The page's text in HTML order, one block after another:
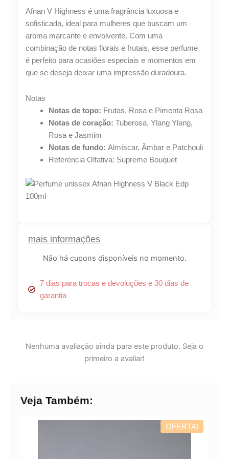
mais informações
Não há cupons disponíveis no momento.
7 dias para trocas e devoluções e 30 dias de
garantia
Lucre atéR$169,71
Revenda por
R$628,56
R$458,85
Black
Edp
Afnan V Highness é uma fragrância luxuosa e
sofisticada, ideal para mulheres que buscam um
aroma marcante e envolvente. Com uma
combinação de notas florais e frutais, esse perfume
é perfeito para ocasiões especiais e momentos em
que se deseja deixar uma impressão duradoura.
Notas
Notas de topo: Frutas, Rosa e Pimenta Rosa
Notas de coração: Tuberosa, Ylang Ylang,
Rosa e Jasmim
Notas de fundo: Almíscar, Âmbar e Patchouli
Referencia Olfativa: Supreme Bouquet
Nenhuma avaliação ainda para este produto. Seja o
primeiro a avaliar!
Veja Também:
OFERTA!